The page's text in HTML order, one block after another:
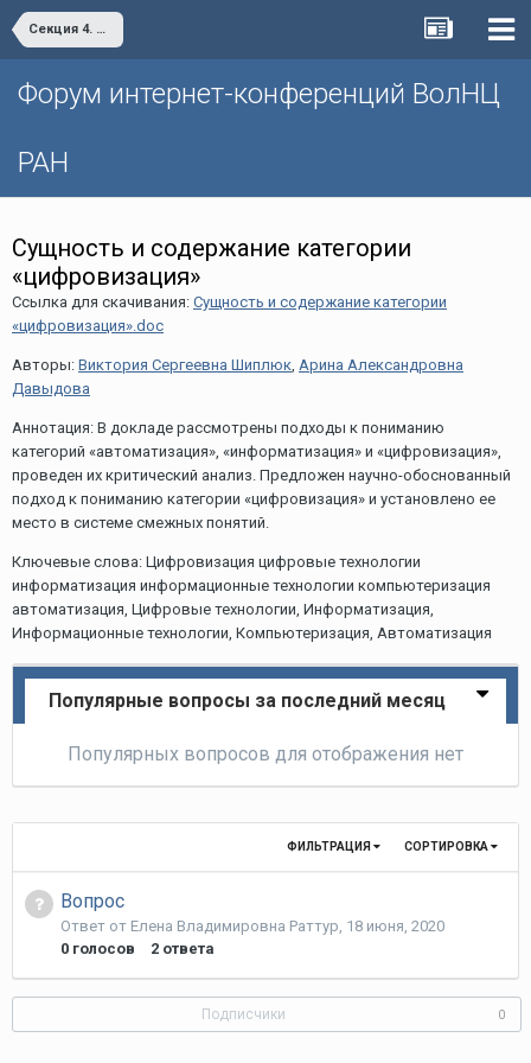
Секция 4. Цифровая экономика: современные вызовы и возможности развития
Форум интернет-конференций ВолНЦ
РАН
Сущность и содержание категории
«цифровизация»
Ссылка для скачивания: Сущность и содержание категории
«цифровизация».doc
Авторы: Виктория Сергеевна Шиплюк, Арина Александровна
Давыдова
Аннотация: В докладе рассмотрены подходы к пониманию
категорий «автоматизация», «информатизация» и «цифровизация»,
проведен их критический анализ. Предложен научно-обоснованный
подход к пониманию категории «цифровизация» и установлено ее
место в системе смежных понятий.
Ключевые слова: Цифровизация цифровые технологии
информатизация информационные технологии компьютеризация
автоматизация, Цифровые технологии, Информатизация,
Информационные технологии, Компьютеризация, Автоматизация
Популярные вопросы за последний месяц
Популярных вопросов для отображения нет
СОРТИРОВКА
ФИЛЬТРАЦИЯ
Вопрос
Ответ от Елена Владимировна Раттур, 18 июня, 2020
0 голосов 2 ответа
Подписчики 0